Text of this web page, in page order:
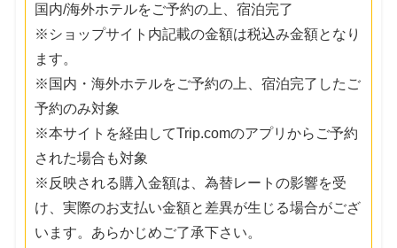
国内/海外ホテルをご予約の上、宿泊完了
※ショップサイト内記載の金額は税込み金額となり
ます。
※国内・海外ホテルをご予約の上、宿泊完了したご
予約のみ対象
※本サイトを経由してTrip.comのアプリからご予約
された場合も対象
※反映される購入金額は、為替レートの影響を受
け、実際のお支払い金額と差異が生じる場合がござ
います。あらかじめご了承下さい。